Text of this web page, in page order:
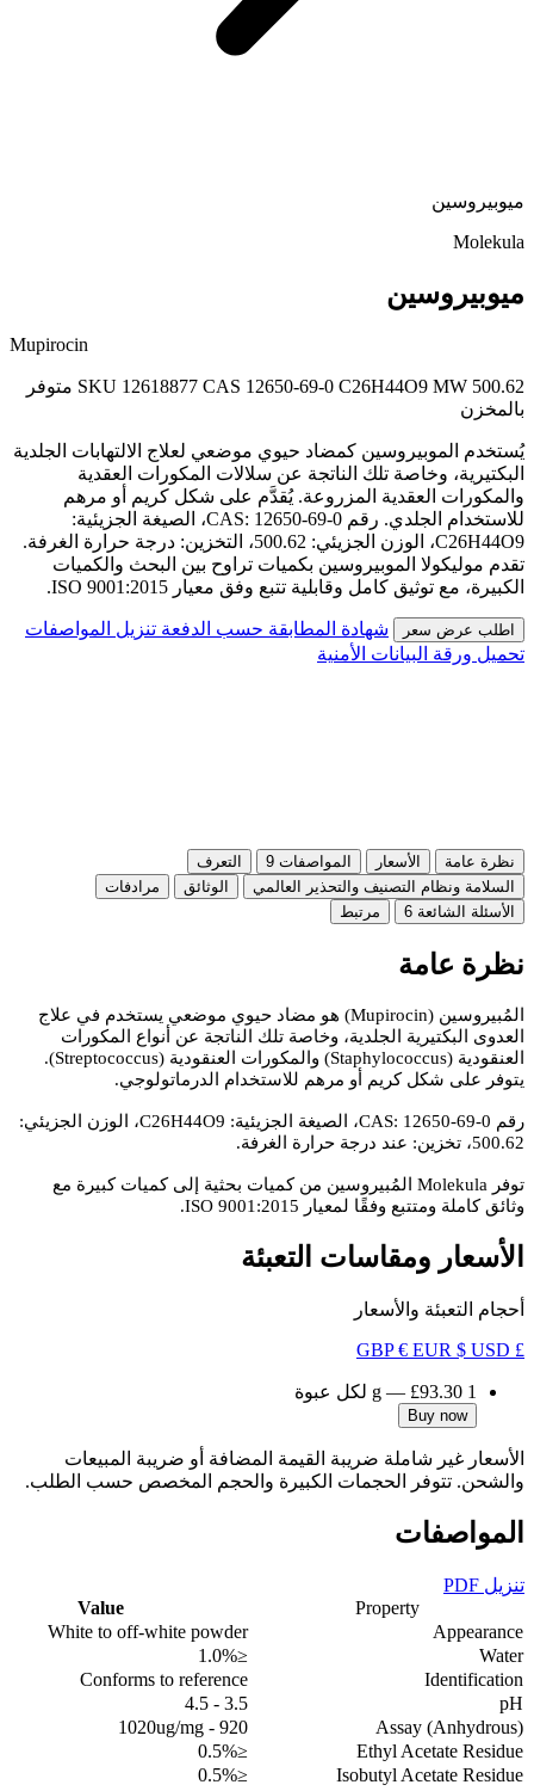
ميوبيروسين
Molekula
ميوبيروسين
Mupirocin
SKU 12618877 CAS 12650-69-0 C26H44O9 MW 500.62
متوفر
بالمخزن
يُستخدم الموبيروسين كمضاد حيوي موضعي لعلاج الالتهابات الجلدية
البكتيرية، وخاصة تلك الناتجة عن سلالات المكورات العقدية
والمكورات العقدية المزروعة. يُقدَّم على شكل كريم أو مرهم
للاستخدام الجلدي. رقم CAS: 12650-69-0، الصيغة الجزيئية:
C26H44O9، الوزن الجزيئي: 500.62، التخزين: درجة حرارة الغرفة.
تقدم موليكولا الموبيروسين بكميات تراوح بين البحث والكميات
الكبيرة، مع توثيق كامل وقابلية تتبع وفق معيار ISO 9001:2015.
اطلب عرض سعر شهادة المطابقة حسب الدفعة تنزيل المواصفات
تحميل ورقة البيانات الأمنية
نظرة عامة الأسعار المواصفات 9
التعرف
السلامة ونظام التصنيف والتحذير العالمي
الوثائق
مرادفات
الأسئلة الشائعة 6 مرتبط
نظرة عامة
المُبيروسين (Mupirocin) هو مضاد حيوي موضعي يستخدم في علاج
العدوى البكتيرية الجلدية، وخاصة تلك الناتجة عن أنواع المكورات
العنقودية (Staphylococcus) والمكورات العنقودية (Streptococcus).
يتوفر على شكل كريم أو مرهم للاستخدام الدرماتولوجي.
رقم CAS: 12650-69-0، الصيغة الجزيئية: C26H44O9، الوزن الجزيئي:
500.62، تخزين: عند درجة حرارة الغرفة.
توفر Molekula المُبيروسين من كميات بحثية إلى كميات كبيرة مع
وثائق كاملة ومتتبع وفقًا لمعيار ISO 9001:2015.
الأسعار ومقاسات التعبئة
أحجام التعبئة والأسعار
£ GBP
€ EUR $ USD
1 g
— £93.30 لكل عبوة
Buy now
الأسعار غير شاملة ضريبة القيمة المضافة أو ضريبة المبيعات
والشحن. تتوفر الحجمات الكبيرة والحجم المخصص حسب الطلب.
المواصفات
تنزيل PDF
Property
Value
Appearance
White to off-white powder
Water
≤1.0%
Identification
Conforms to reference
pH
3.5 - 4.5
Assay (Anhydrous)
920 - 1020ug/mg
Ethyl Acetate Residue
≤0.5%
Isobutyl Acetate Residue
≤0.5%